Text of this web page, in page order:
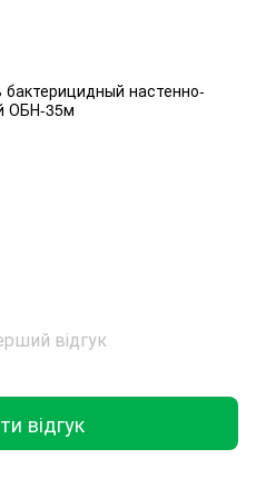
бактерицидный настенно-
ОБН-35м
відгук
відгук